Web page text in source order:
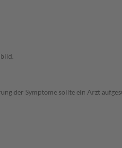
der Symptome sollte ein Arzt